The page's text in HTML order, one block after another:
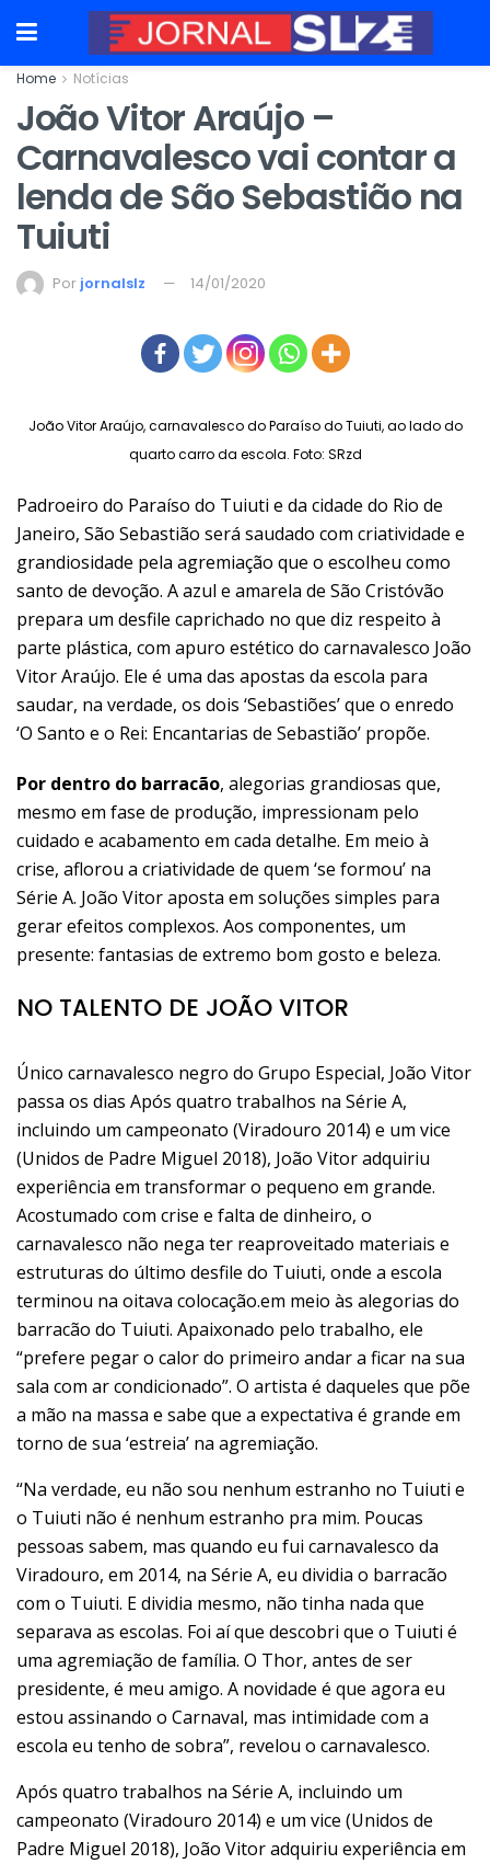
Home Notícias
João Vitor Araújo –
Carnavalesco vai contar a
lenda de São Sebastião na
Tuiuti
Por jornalslz 14/01/2020
João Vitor Araújo, carnavalesco do Paraíso do Tuiuti, ao lado do
quarto carro da escola. Foto: SRzd
Padroeiro do Paraíso do Tuiuti e da cidade do Rio de
Janeiro, São Sebastião será saudado com criatividade e
grandiosidade pela agremiação que o escolheu como
santo de devoção. A azul e amarela de São Cristóvão
prepara um desfile caprichado no que diz respeito à
parte plástica, com apuro estético do carnavalesco João
Vitor Araújo. Ele é uma das apostas da escola para
saudar, na verdade, os dois ‘Sebastiões’ que o enredo
‘O Santo e o Rei: Encantarias de Sebastião’ propõe.
Por dentro do barracão, alegorias grandiosas que,
mesmo em fase de produção, impressionam pelo
cuidado e acabamento em cada detalhe. Em meio à
crise, aflorou a criatividade de quem ‘se formou’ na
Série A. João Vitor aposta em soluções simples para
gerar efeitos complexos. Aos componentes, um
presente: fantasias de extremo bom gosto e beleza.
NO TALENTO DE JOÃO VITOR
Único carnavalesco negro do Grupo Especial, João Vitor
passa os dias Após quatro trabalhos na Série A,
incluindo um campeonato (Viradouro 2014) e um vice
(Unidos de Padre Miguel 2018), João Vitor adquiriu
experiência em transformar o pequeno em grande.
Acostumado com crise e falta de dinheiro, o
carnavalesco não nega ter reaproveitado materiais e
estruturas do último desfile do Tuiuti, onde a escola
terminou na oitava colocação.em meio às alegorias do
barracão do Tuiuti. Apaixonado pelo trabalho, ele
“prefere pegar o calor do primeiro andar a ficar na sua
sala com ar condicionado”. O artista é daqueles que põe
a mão na massa e sabe que a expectativa é grande em
torno de sua ‘estreia’ na agremiação.
“Na verdade, eu não sou nenhum estranho no Tuiuti e
o Tuiuti não é nenhum estranho pra mim. Poucas
pessoas sabem, mas quando eu fui carnavalesco da
Viradouro, em 2014, na Série A, eu dividia o barracão
com o Tuiuti. E dividia mesmo, não tinha nada que
separava as escolas. Foi aí que descobri que o Tuiuti é
uma agremiação de família. O Thor, antes de ser
presidente, é meu amigo. A novidade é que agora eu
estou assinando o Carnaval, mas intimidade com a
escola eu tenho de sobra”, revelou o carnavalesco.
Após quatro trabalhos na Série A, incluindo um
campeonato (Viradouro 2014) e um vice (Unidos de
Padre Miguel 2018), João Vitor adquiriu experiência em